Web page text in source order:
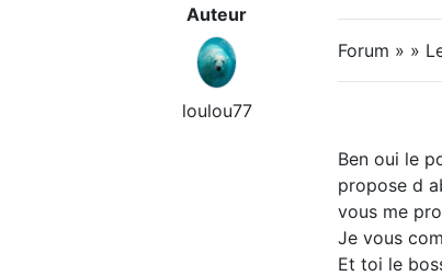
Auteur
loulou77
Forum » »
Ben oui le
propose d
vous me
Je vous
Et toi le